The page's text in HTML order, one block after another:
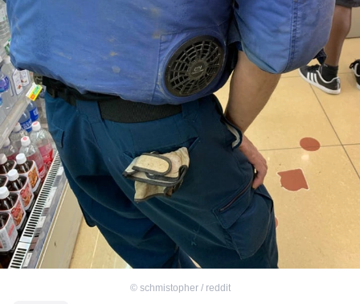
© schmistopher / reddit